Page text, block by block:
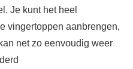
Je kunt het heel
vingertoppen aanbrengen,
net zo eenvoudig weer